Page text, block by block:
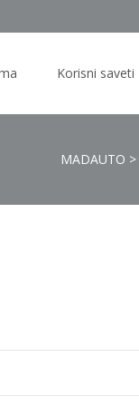
Korisni saveti
MADAUTO >